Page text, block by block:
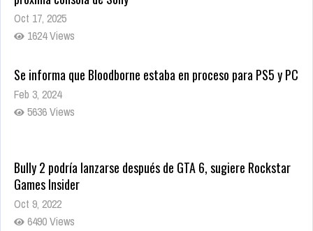
Oct 17, 2025
1624 Views
Se informa que Bloodborne estaba en proceso para PS5 y PC
Feb 3, 2024
5636 Views
Bully 2 podría lanzarse después de GTA 6, sugiere Rockstar
Games Insider
Oct 9, 2022
6490 Views